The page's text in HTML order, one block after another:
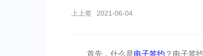
上上签 2021-06-04
首先，什么是电子签约 ？电子签